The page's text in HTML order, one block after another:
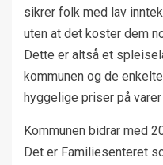
sikrer folk med lav
uten at det koster dem
Dette er altså et
kommunen og de
hyggelige priser på
Kommunen bidrar med
Det er Familiesenteret